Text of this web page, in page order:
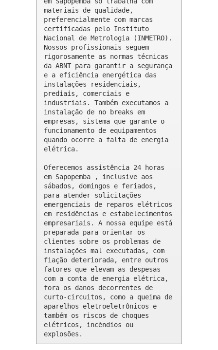
materiais de qualidade,
preferencialmente com marcas
certificadas pelo Instituto
Nacional de Metrologia (INMETRO).
Nossos profissionais seguem
rigorosamente as normas técnicas
da ABNT para garantir a segurança
e a eficiência energética das
instalações residenciais,
prediais, comerciais e
industriais. Também executamos a
instalação de no breaks em
empresas, sistema que garante o
funcionamento de equipamentos
quando ocorre a falta de energia
elétrica.
Oferecemos assistência 24 horas
em Sapopemba , inclusive aos
sábados, domingos e feriados,
para atender solicitações
emergenciais de reparos elétricos
em residências e estabelecimentos
empresariais. A nossa equipe está
preparada para orientar os
clientes sobre os problemas de
instalações mal executadas, com
fiação deteriorada, entre outros
fatores que elevam as despesas
com a conta de energia elétrica,
fora os danos decorrentes de
curto-circuitos, como a queima de
aparelhos eletroeletrônicos e
também os riscos de choques
elétricos, incêndios ou
explosões.